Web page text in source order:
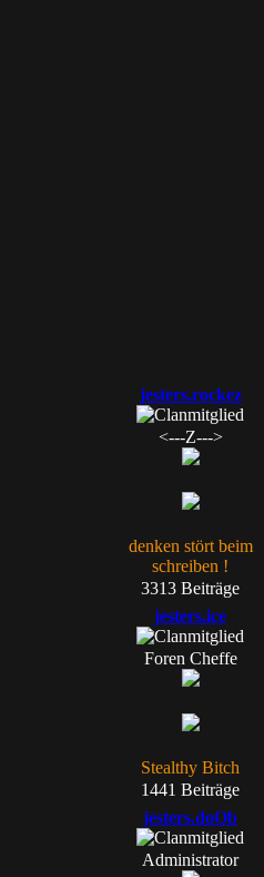
jesters.rockez
<---Z--->
denken stört beim
schreiben !
3313 Beiträge
jesters.ice
Foren Cheffe
Stealthy Bitch
1441 Beiträge
jesters.doOb
Administrator